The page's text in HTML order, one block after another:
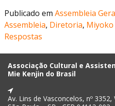
Publicado em Assembleia
Assembleia, Diretoria, Miyoko
Respostas
Associação Cultural e
Mie Kenjin do Brasil
Av. Lins de Vasconcelos, nº 3352,